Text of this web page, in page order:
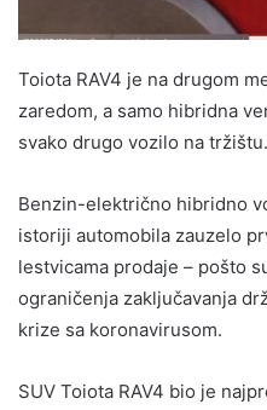
Toiota RAV4 je na drugom
zaredom, a samo hibridna
svako drugo vozilo na tržištu.
Benzin-električno hibridno
istoriji automobila zauzelo
lestvicama prodaje – pošto
ograničenja zaključavanja
krize sa koronavirusom.
SUV Toiota RAV4 bio je